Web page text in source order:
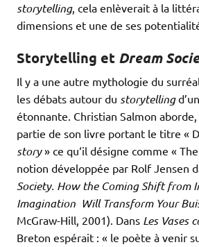
storytelling, cela enlèverait à la
dimensions et une de ses
Storytelling et Dream
Il y a une autre mythologie du
les débats autour du storytelling
étonnante. Christian Salmon
partie de son livre portant le titre «
story» ce qu‘il désigne comme «
notion développée par Rolf Jensen
Society. How the Coming Shift from
Imagination Will Transform Your
McGraw-Hill, 2001). Dans Les Vases
Breton espérait : « le poète à venir